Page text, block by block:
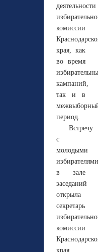
деятельности
комиссии
края, как
во время
кампаний,
так и в
период.
Встречу
с
молодыми
избирателями
в зале
заседаний
открыла
секретарь
комиссии
края